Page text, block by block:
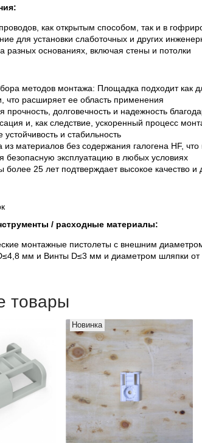
как открытым способом, так и в
для установки слаботочных и других
разных основаниях, включая стены и потолки
методов монтажа: Площадка подходит как
что расширяет ее область применения
долговечность и надежность
и, как следствие, ускоренный процесс
и стабильность
из материалов без содержания галогена HF,
безопасную эксплуатацию в любых условиях
более 25 лет подтверждает высокое качество
/ расходные материалы:
монтажные пистолеты с внешним
мм и Винты D≤3 мм и диаметром шляпки
товары
Новинка